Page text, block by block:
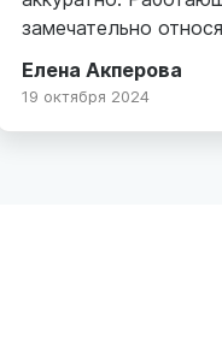
замечательно
девочкам которые
Елена Акперова
19 октября 2024